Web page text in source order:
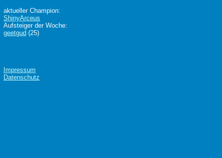
aktueller Champion:
ShinyArceus
Aufsteiger der Woche:
geetgud (25)
Impressum
Datenschutz